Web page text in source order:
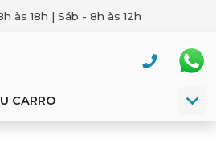
às 18h | Sáb - 8h às 12h
CARRO